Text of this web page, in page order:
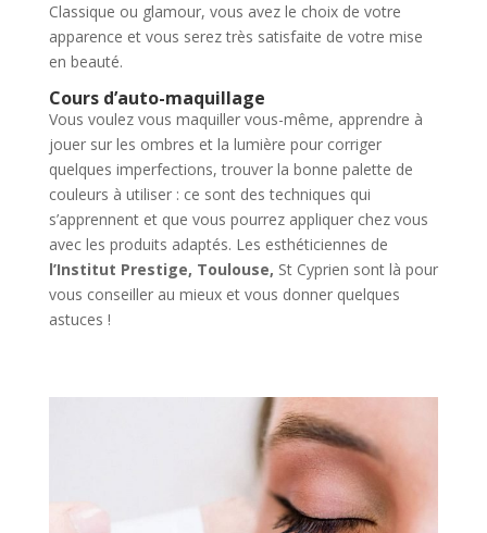
Classique ou glamour, vous avez le choix de votre
apparence et vous serez très satisfaite de votre mise
en beauté.
Cours d’auto-maquillage
Vous voulez vous maquiller vous-même, apprendre à
jouer sur les ombres et la lumière pour corriger
quelques imperfections, trouver la bonne palette de
couleurs à utiliser : ce sont des techniques qui
s’apprennent et que vous pourrez appliquer chez vous
avec les produits adaptés. Les esthéticiennes de
l’Institut Prestige, Toulouse, St Cyprien sont là pour
vous conseiller au mieux et vous donner quelques
astuces !